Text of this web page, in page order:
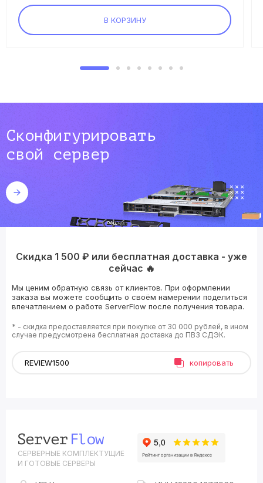
В КОРЗИНУ
Сконфигурировать
свой сервер
Скидка 1 500 ₽ или бесплатная доставка - уже
сейчас 🔥
Мы ценим обратную связь от клиентов. При оформлении
заказа вы можете сообщить о своём намерении поделиться
впечатлением о работе ServerFlow после получения товара.
* - скидка предоставляется при покупке от 30 000 рублей, в ином
случае предусмотрена бесплатная доставка до ПВЗ СДЭК.
копировать
СЕРВЕРНЫЕ КОМПЛЕКТУЩИЕ
И ГОТОВЫЕ СЕРВЕРЫ